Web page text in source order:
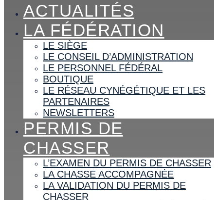
ACTUALITÉS
LA FÉDÉRATION
LE SIÈGE
LE CONSEIL D’ADMINISTRATION
LE PERSONNEL FÉDÉRAL
BOUTIQUE
LE RÉSEAU CYNÉGÉTIQUE ET LES
PARTENAIRES
NEWSLETTERS
PERMIS DE
CHASSER
L’EXAMEN DU PERMIS DE CHASSER
LA CHASSE ACCOMPAGNÉE
LA VALIDATION DU PERMIS DE
CHASSER